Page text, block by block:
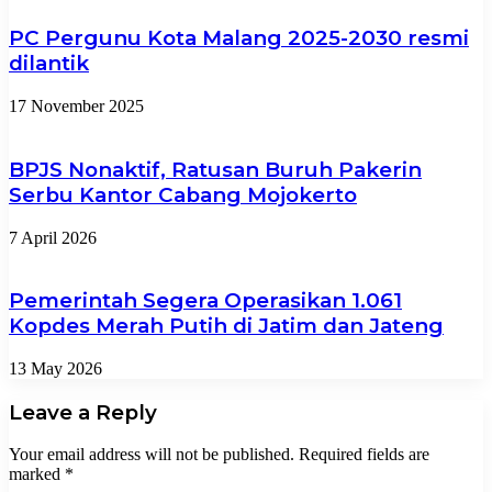
PC Pergunu Kota Malang 2025-2030 resmi
dilantik
17 November 2025
BPJS Nonaktif, Ratusan Buruh Pakerin
Serbu Kantor Cabang Mojokerto
7 April 2026
Pemerintah Segera Operasikan 1.061
Kopdes Merah Putih di Jatim dan Jateng
13 May 2026
Leave a Reply
Your email address will not be published. Required fields are
marked *